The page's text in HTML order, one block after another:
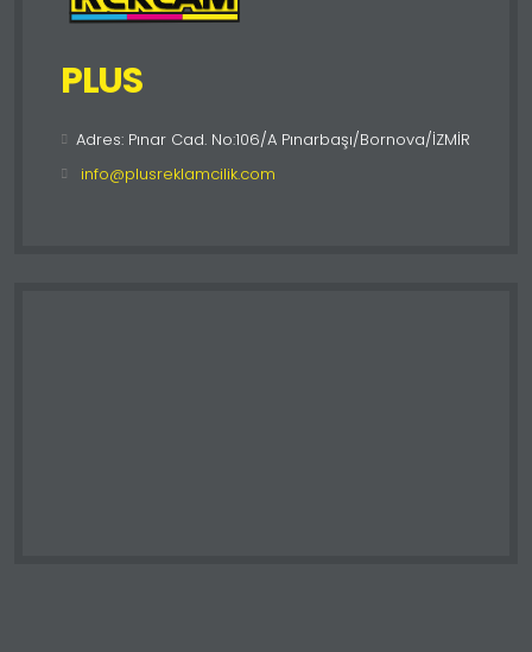
PLUS
Adres: Pınar Cad. No:106/A Pınarbaşı/Bornova/İZMİR
info@plusreklamcilik.com